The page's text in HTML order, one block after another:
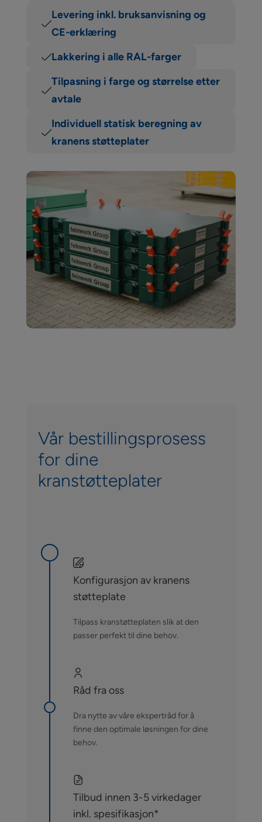
Levering inkl. bruksanvisning og
CE-erklæring
Lakkering i alle RAL-farger
Tilpasning i farge og størrelse etter
avtale
Individuell statisk beregning av
kranens støtteplater
Vår bestillingsprosess
for dine
kranstøtteplater
Konfigurasjon av kranens
støtteplate
Tilpass kranstøtteplaten slik at den
passer perfekt til dine behov.
Råd fra oss
Dra nytte av våre ekspertråd for å
finne den optimale løsningen for dine
behov.
Tilbud innen 3-5 virkedager
inkl. spesifikasjon*